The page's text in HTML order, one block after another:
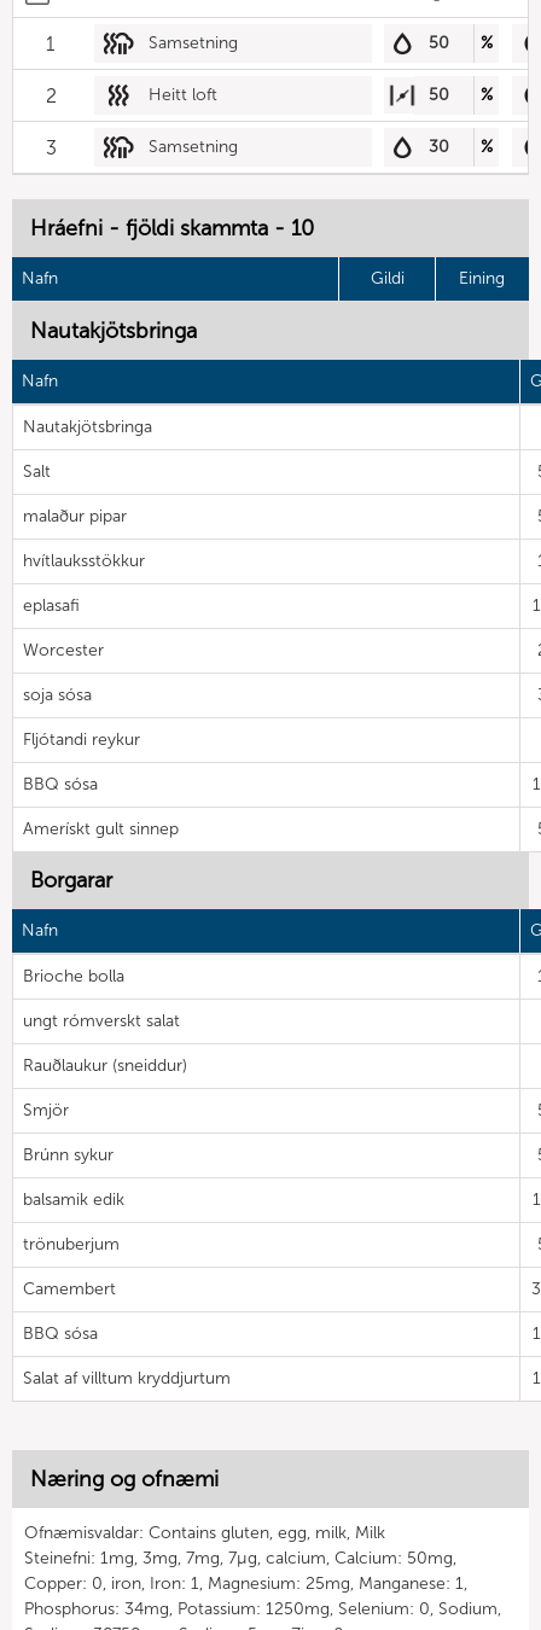
1 Samsetning 50 %
2 Heitt loft 50 %
3 Samsetning 30 %
Hráefni - fjöldi skammta - 10
Nafn Gildi Eining
Nautakjötsbringa
Nafn
Nautakjötsbringa
Salt
malaður pipar
hvítlauksstökkur
eplasafi
Worcester
soja sósa
Fljótandi reykur
BBQ sósa
Amerískt gult sinnep
Borgarar
Nafn
Brioche bolla
ungt rómverskt salat
Rauðlaukur (sneiddur)
Smjör
Brúnn sykur
balsamik edik
trönuberjum
Camembert
BBQ sósa
Salat af villtum kryddjurtum
Næring og ofnæmi
Ofnæmisvaldar: Contains gluten, egg, milk, Milk
Steinefni: 1mg, 3mg, 7mg, 7µg, calcium, Calcium: 50mg,
Copper: 0, iron, Iron: 1, Magnesium: 25mg, Manganese: 1,
Phosphorus: 34mg, Potassium: 1250mg, Selenium: 0, Sodium,